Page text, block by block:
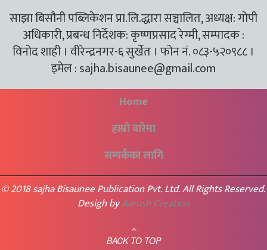
साझा बिसौनी पब्लिकेशन प्रा.लि.द्धारा सञ्चालित, अध्यक्ष: गोपी
अधिकारी, प्रबन्ध निर्देशक: कृष्णप्रसाद रेग्मी, सम्पादक :
विनोद शाही । वीरेन्द्रनगर-६ सुर्खेत । फोन नं. ०८३-५२०९८८ ।
इमेल :sajha.bisaunee@gmail.com
Home
हाम्रो बारेमा
सम्पर्कका लागि
© 2018 sajha Bisaunee Publication Pvt. Ltd. All Rights Reserved.
Desigh byAarush Creation
BACK TO TOP